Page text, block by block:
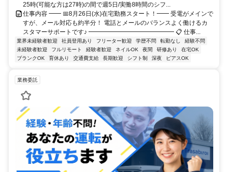
25時(可能な方は27時)の間で週5日/実働8時間のシフ...
仕事内容 ━━ 📅8月26日(水)在宅勤務スタート！━━ 受電がメインで
すが、メール対応も約半分！ 電話とメールのバランスよく働けるカ
スタマーサポートです♪ ━━━━━━━━━━━━━━ 📋 仕事...
業界未経験者歓迎 社員登用あり フリーター歓迎 学歴不問 転勤なし
経験不問
未経験者歓迎
フルリモート 経験者歓迎 ネイルOK 夜間 研修あり
在宅OK
ブランクOK
育休あり 交通費支給 長期歓迎 シフト制 深夜 ピアスOK
業務委託